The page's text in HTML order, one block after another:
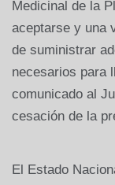
Medicinal de la
aceptarse y una
de suministrar
necesarios para
comunicado al
cesación de la
El Estado